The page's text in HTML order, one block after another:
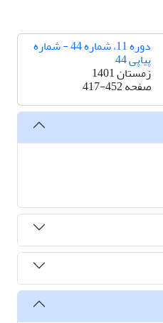
دوره 11، شماره 44 - شماره
پیاپی 44
زمستان 1401
صفحه417-452